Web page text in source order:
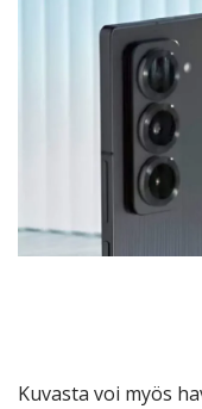
Kuvasta voi myös